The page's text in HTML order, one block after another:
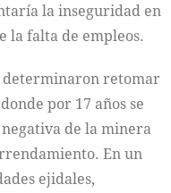
la inseguridad en
la falta de empleos.
retomar
por 17 años se
de la minera
En un
ejidales,